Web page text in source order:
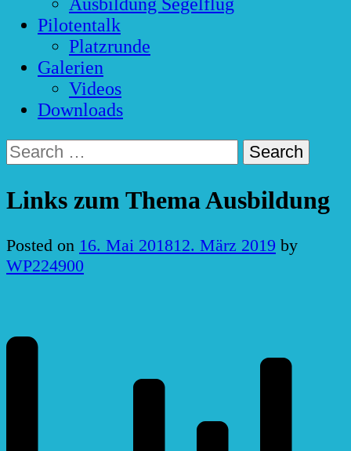
Ausbildung Segelflug
Pilotentalk
Platzrunde
Galerien
Videos
Downloads
Search
for:
Links zum Thema Ausbildung
Posted on 16. Mai 201812. März 2019 by
WP224900